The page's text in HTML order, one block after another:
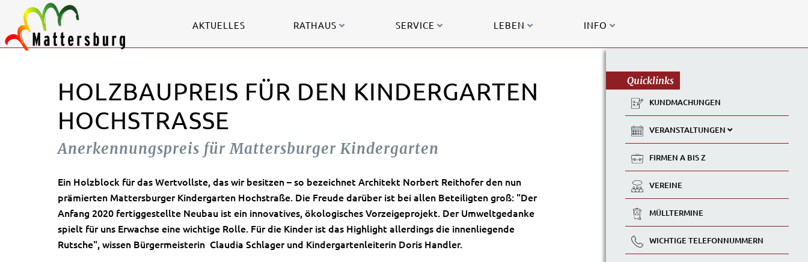
AKTUELLES RATHAUS SERVICE LEBEN INFO
HOLZBAUPREIS FÜR DEN KINDERGARTEN
HOCHSTRASSE
Anerkennungspreis für Mattersburger Kindergarten
Ein Holzblock für das Wertvollste, das wir besitzen – so bezeichnet Architekt Norbert Reithofer den nun
prämierten Mattersburger Kindergarten Hochstraße. Die Freude darüber ist bei allen Beteiligten groß: "Der
Anfang 2020 fertiggestellte Neubau ist ein innovatives, ökologisches Vorzeigeprojekt. Der Umweltgedanke
spielt für uns Erwachse eine wichtige Rolle. Für die Kinder ist das Highlight allerdings die innenliegende
Rutsche", wissen Bürgermeisterin Claudia Schlager und Kindergartenleiterin Doris Handler.
Quicklinks
KUNDMACHUNGEN
VERANSTALTUNGEN
FIRMEN A BIS Z
VEREINE
MÜLLTERMINE
WICHTIGE TELEFONNUMMERN